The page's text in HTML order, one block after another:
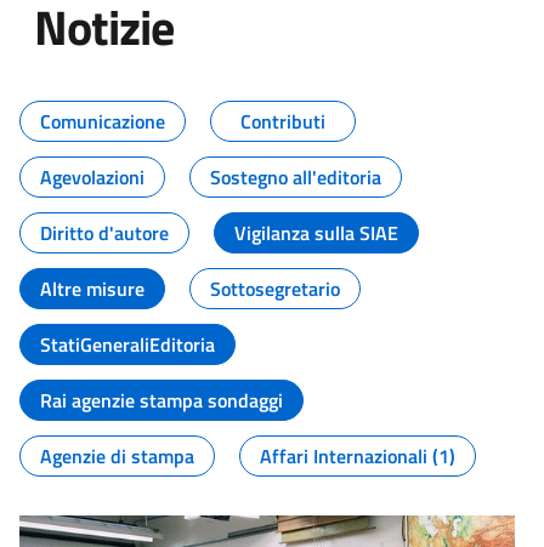
Notizie
Tutti i contenuti della pagina
Comunicazione
Contributi
Agevolazioni
Sostegno all'editoria
Diritto d'autore
Vigilanza sulla SIAE
Altre misure
Sottosegretario
StatiGeneraliEditoria
Rai agenzie stampa sondaggi
Agenzie di stampa
Affari Internazionali (1)